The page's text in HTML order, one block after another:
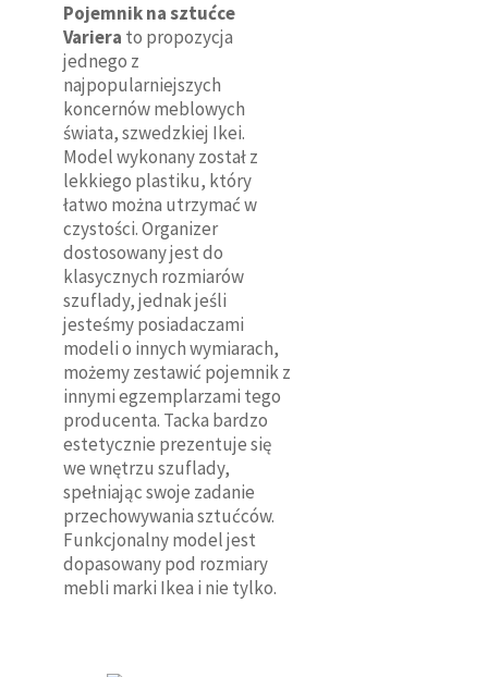
Pojemnik na sztućce
Variera to propozycja
jednego z
najpopularniejszych
koncernów meblowych
świata, szwedzkiej Ikei.
Model wykonany został z
lekkiego plastiku, który
łatwo można utrzymać w
czystości. Organizer
dostosowany jest do
klasycznych rozmiarów
szuflady, jednak jeśli
jesteśmy posiadaczami
modeli o innych wymiarach,
możemy zestawić pojemnik z
innymi egzemplarzami tego
producenta. Tacka bardzo
estetycznie prezentuje się
we wnętrzu szuflady,
spełniając swoje zadanie
przechowywania sztućców.
Funkcjonalny model jest
dopasowany pod rozmiary
mebli marki Ikea i nie tylko.